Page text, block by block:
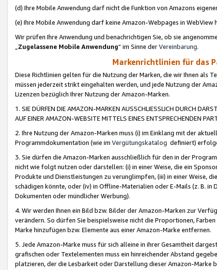
(d) Ihre Mobile Anwendung darf nicht die Funktion von Amazons
(e) Ihre Mobile Anwendung darf keine Amazon-Webpages in WebView
Wir prüfen Ihre Anwendung und benachrichtigen Sie, ob sie
„Zugelassene Mobile Anwendung“ im Sinne derVereinbarung.
Markenrichtlinien für das
Diese Richtlinien gelten für die Nutzung der Marken, die wir Ihnen als
müssen jederzeit strikt eingehalten werden, und jede Nutzung der
Lizenzen bezüglich Ihrer Nutzung der Amazon-Marken.
1. SIE DÜRFEN DIE AMAZON-MARKEN AUSSCHLIESSLICH DURCH
AUF EINER AMAZON-WEBSITE MITTELS EINES ENTSPRECHENDEN
2. Ihre Nutzung der Amazon-Marken muss (i) im Einklang mit der
Programmdokumentation (wie im Vergütungskatalog definiert)
3. Sie dürfen die Amazon-Marken ausschließlich für den in der
nicht wie folgt nutzen oder darstellen: (i) in einer Weise, die ein
Produkte und Dienstleistungen zu verunglimpfen, (iii) in einer Weise,
schädigen könnte, oder (iv) in Offline-Materialien oder E-Mails (z. B. in
Dokumenten oder mündlicher Werbung).
4. Wir werden Ihnen ein Bild bzw. Bilder der Amazon-Marken zur
verändern. So dürfen Sie beispielsweise nicht die Proportionen,
Marke hinzufügen bzw. Elemente aus einer Amazon-Marke entfernen.
5. Jede Amazon-Marke muss für sich alleine in ihrer Gesamtheit
grafischen oder Textelementen muss ein hinreichender Abstand
platzieren, der die Lesbarkeit oder Darstellung dieser Amazon-Marke